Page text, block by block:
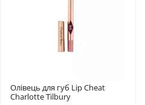
Олівець для губ Lip Cheat
Charlotte Tilbury